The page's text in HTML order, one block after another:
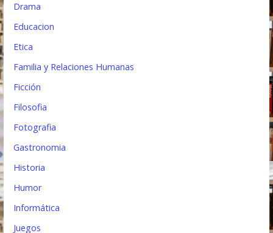
Drama
Educacion
Etica
Familia y Relaciones Humanas
Ficción
Filosofia
Fotografia
Gastronomia
Historia
Humor
Informática
Juegos